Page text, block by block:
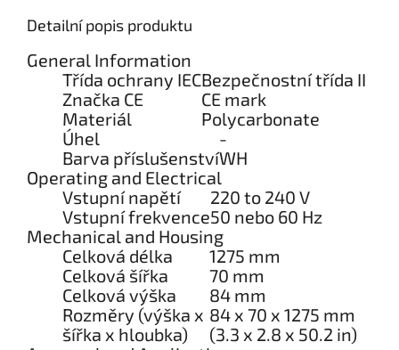
Detailní popis produktu
General Information
Třída ochrany IECBezpečnostní třída II
Značka CE
CE mark
Materiál
Polycarbonate
Úhel
-
Barva příslušenstvíWH
Operating and Electrical
Vstupní napětí
220 to 240 V
Vstupní frekvence50 nebo 60 Hz
Mechanical and Housing
Celková délka
1275 mm
Celková šířka
70 mm
Celková výška
84 mm
Rozměry (výška x
šířka x hloubka)
84 x 70 x 1275 mm
(3.3 x 2.8 x 50.2 in)